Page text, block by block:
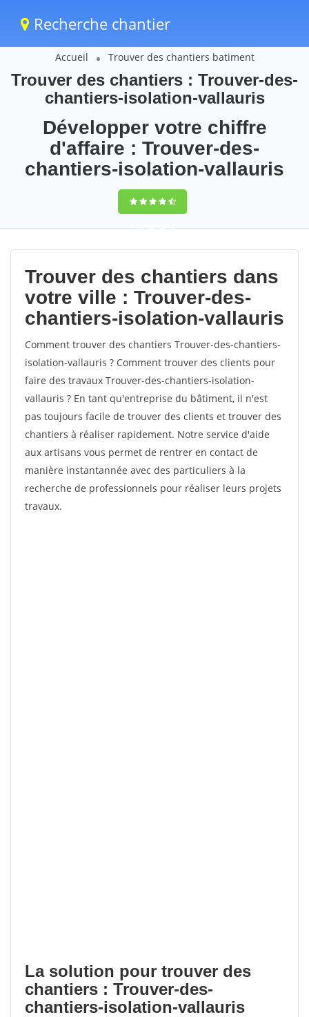
Recherche chantier
Accueil Trouver des chantiers batiment
Trouver des chantiers : Trouver-des-
chantiers-isolation-vallauris
Développer votre chiffre
d'affaire : Trouver-des-
chantiers-isolation-vallauris
9,5(100%)93
votes
Trouver des chantiers dans
votre ville : Trouver-des-
chantiers-isolation-vallauris
Comment trouver des chantiers Trouver-des-chantiers-
isolation-vallauris ? Comment trouver des clients pour
faire des travaux Trouver-des-chantiers-isolation-
vallauris ? En tant qu'entreprise du bâtiment, il n'est
pas toujours facile de trouver des clients et trouver des
chantiers à réaliser rapidement. Notre service d'aide
aux artisans vous permet de rentrer en contact de
manière instantannée avec des particuliers à la
recherche de professionnels pour réaliser leurs projets
travaux.
La solution pour trouver des
chantiers : Trouver-des-
chantiers-isolation-vallauris